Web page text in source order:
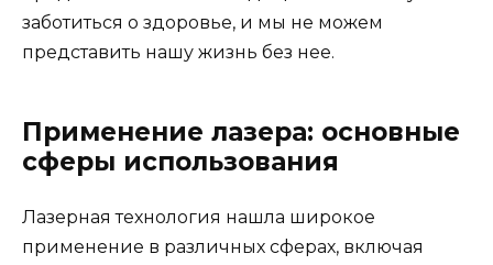
заботиться о здоровье, и мы не можем
представить нашу жизнь без нее.
Применение лазера: основные
сферы использования
Лазерная технология нашла широкое
применение в различных сферах, включая